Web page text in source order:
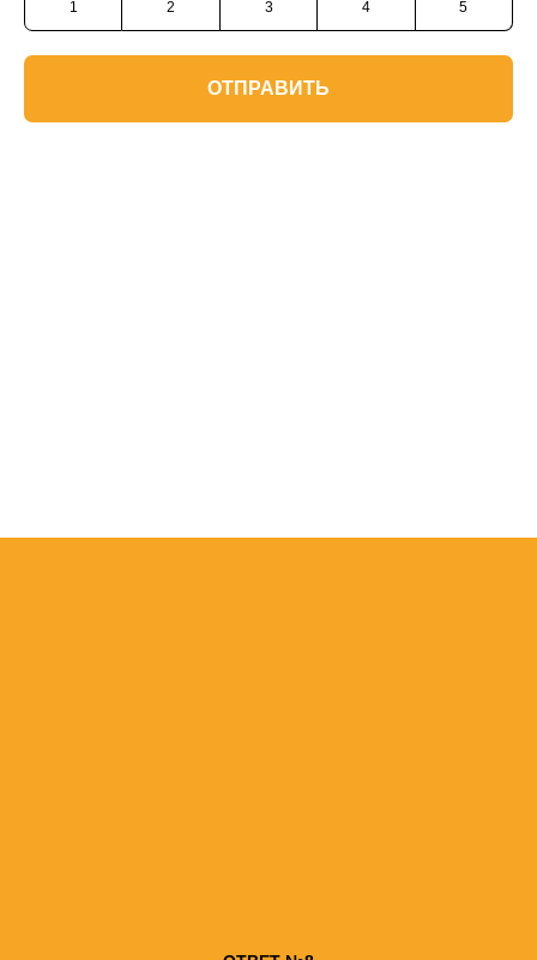
1 2 3 4 5
ОТПРАВИТЬ